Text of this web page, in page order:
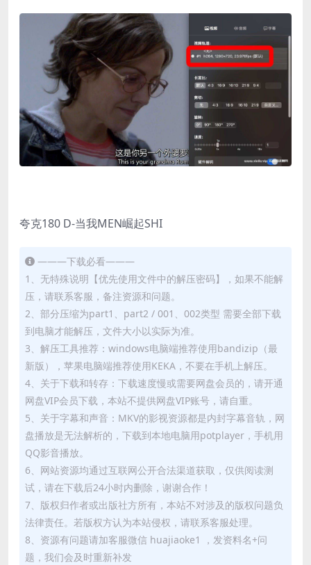
夸克180 D-当我MEN崛起SHI
———下载必看———
1、无特殊说明【优先使用文件中的解压密码】，如果不能解
压，请联系客服，备注资源和问题。
2、部分压缩为part1、part2 / 001、002类型 需要全部下载
到电脑才能解压，文件大小以实际为准。
3、解压工具推荐：windows电脑端推荐使用bandizip（最
新版），苹果电脑端推荐使用KEKA，不要在手机上解压。
4、关于下载和转存：下载速度慢或需要网盘会员的，请开通
网盘VIP会员下载，本站不提供网盘VIP账号，请自重。
5、关于字幕和声音：MKV的影视资源都是内封字幕音轨，网
盘播放是无法解析的，下载到本地电脑用potplayer，手机用
QQ影音播放。
6、网站资源均通过互联网公开合法渠道获取，仅供阅读测
试，请在下载后24小时内删除，谢谢合作！
7、版权归作者或出版社方所有，本站不对涉及的版权问题负
法律责任。若版权方认为本站侵权，请联系客服处理。
8、资源有问题请加客服微信 huajiaoke1 ，发资料名+问
题，我们会及时重新补发